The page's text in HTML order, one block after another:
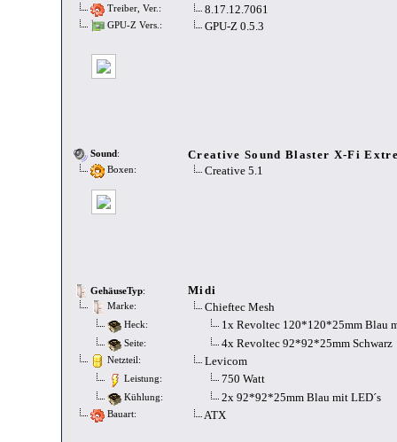
Treiber, Ver.: 8.17.12.7061
GPU-Z Vers.: GPU-Z 0.5.3
Sound: Creative Sound Blaster X-Fi
Boxen: Creative 5.1
GehäuseTyp: Midi
Marke: Chieftec Mesh
Heck: 1x Revoltec 120*120*25mm Blau
Seite: 4x Revoltec 92*92*25mm Schwarz
Netzteil: Levicom
Leistung: 750 Watt
Kühlung: 2x 92*92*25mm Blau mit LED´s
Bauart: ATX